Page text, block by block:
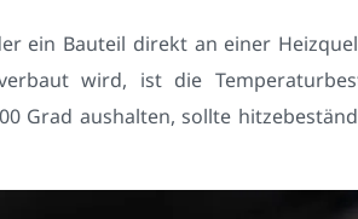
ein Bauteil direkt an einer
wird, ist die
Grad aushalten, sollte